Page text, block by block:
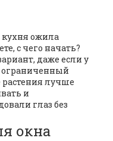
ожила
с чего начать?
даже если у
ограниченный
растения лучше
и
глаз без
окна